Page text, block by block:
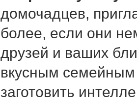
домочадцев,
более, если они
друзей и ваших
вкусным
заготовить